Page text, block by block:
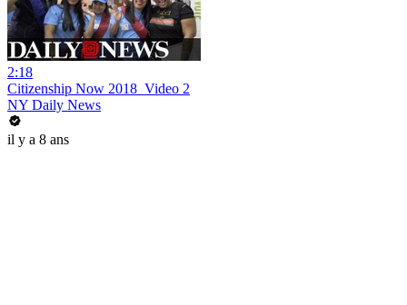
2:18
Citizenship Now 2018_Video 2
NY Daily News
il y a 8 ans